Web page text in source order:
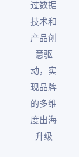
过数据
技术和
产品创
意驱
动，实
现品牌
的多维
度出海
升级